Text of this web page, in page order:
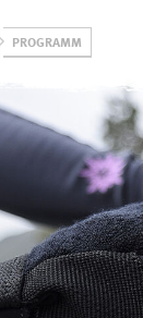
Gruppen
Jugend
Familien
Erwachsene
PROGRAMM